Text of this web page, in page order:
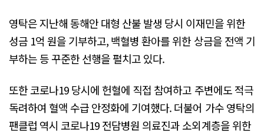
영탁은 지난해 동해안 대형 산불 발생 당시 이재민을 위한
성금 1억 원을 기부하고, 백혈병 환아를 위한 상금을 전액 기
부하는 등 꾸준한 선행을 펼치고 있다.
또한 코로나19 당시에 헌혈에 직접 참여하고 주변에도 적극
독려하여 혈액 수급 안정화에 기여했다. 더불어 가수 영탁의
팬클럽 역시 코로나19 전담병원 의료진과 소외계층을 위한